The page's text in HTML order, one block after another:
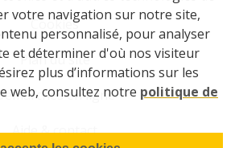
Cookies
Plan du site
en ligne
Aide & contact